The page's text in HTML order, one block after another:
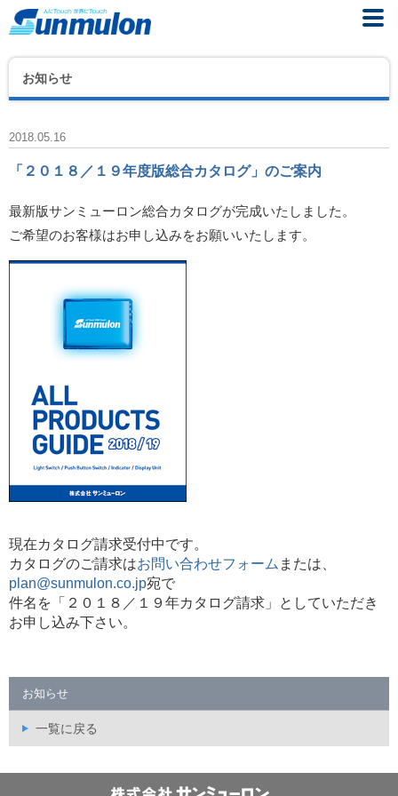
お知らせ
2018.05.16
「２０１８／１９年度版総合カタログ」のご案内
最新版サンミューロン総合カタログが完成いたしました。
ご希望のお客様はお申し込みをお願いいたします。
現在カタログ請求受付中です。
カタログのご請求はお問い合わせフォーム または、
plan@sunmulon.co.jp宛で
件名を 「２０１８／１９年カタログ請求」
としていただき
お申し込み下さい。
お知らせ
一覧に戻る